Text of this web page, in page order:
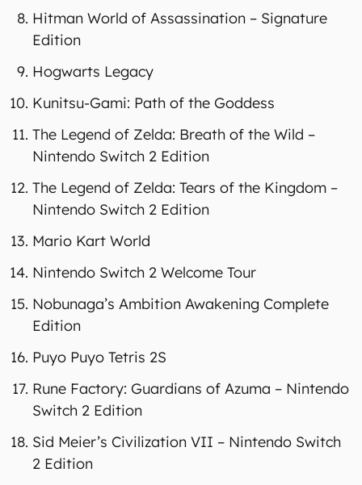
Hitman World of Assassination – Signature
Edition
Hogwarts Legacy
Kunitsu-Gami: Path of the Goddess
The Legend of Zelda: Breath of the Wild –
Nintendo Switch 2 Edition
The Legend of Zelda: Tears of the Kingdom –
Nintendo Switch 2 Edition
Mario Kart World
Nintendo Switch 2 Welcome Tour
Nobunaga’s Ambition Awakening Complete
Edition
Puyo Puyo Tetris 2S
Rune Factory: Guardians of Azuma – Nintendo
Switch 2 Edition
Sid Meier’s Civilization VII – Nintendo Switch
2 Edition